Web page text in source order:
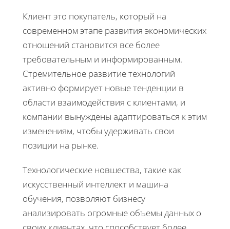
Клиент это покупатель, который на
современном этапе развития экономических
отношений становится все более
требовательным и информированным.
Стремительное развитие технологий
активно формирует новые тенденции в
области взаимодействия с клиентами, и
компании вынуждены адаптироваться к этим
изменениям, чтобы удерживать свои
позиции на рынке.
Технологические новшества, такие как
искусственный интеллект и машина
обучения, позволяют бизнесу
анализировать огромные объемы данных о